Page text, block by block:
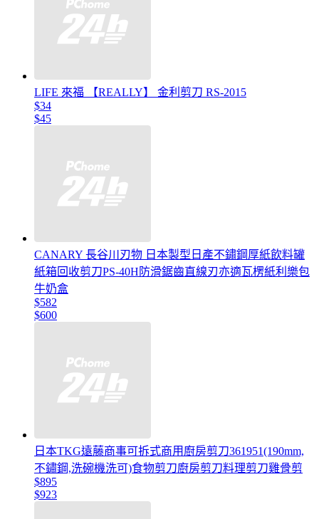
LIFE 來福 【REALLY】 金利剪刀 RS-2015
$34
$45
CANARY 長谷川刃物 日本製型日產不鏽鋼厚紙飲料罐
紙箱回收剪刀PS-40H防滑鋸齒直線刃亦適瓦楞紙利樂包
牛奶盒
$582
$600
日本TKG遠藤商事可拆式商用廚房剪刀361951(190mm,
不鏽鋼,洗碗機洗可)食物剪刀廚房剪刀料理剪刀雞骨剪
$895
$923